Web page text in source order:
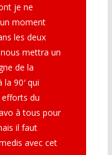
je ne
moment
les deux
mettra un
de la
90′ qui
du
à tous pour
il faut
avec cet